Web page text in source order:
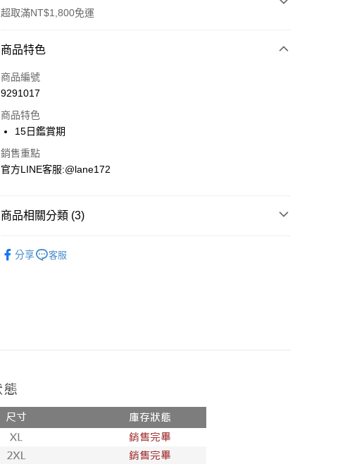
超取滿NT$1,800免運
付款方式
信用卡一次付款
LINE Pay
Apple Pay
7-11取貨付款
每筆NT$100，滿NT$1,800(含以上)免運費
付款後711取貨
每筆NT$100，滿NT$1,800(含以上)免運費
商品特色
商品編號
9291017
商品特色
15日鑑賞期
銷售重點
官方LINE客服:@lane172
商品相關分類 (3)
分享 客服